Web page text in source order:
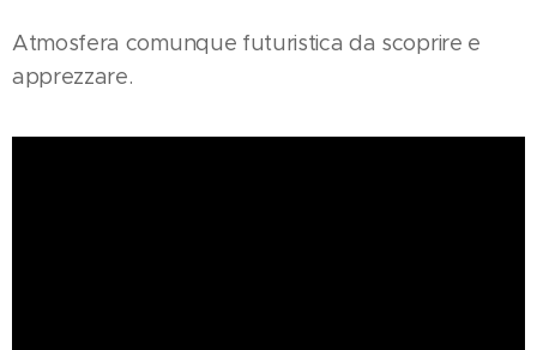
Atmosfera comunque futuristica da scoprire e
apprezzare.